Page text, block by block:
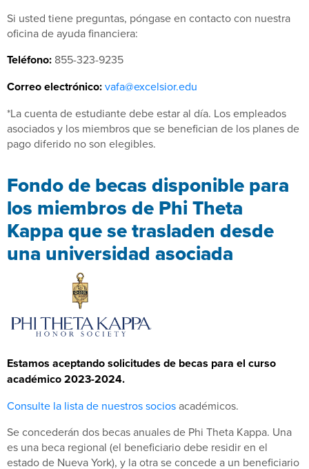
Si usted tiene preguntas, póngase en contacto con nuestra
oficina de ayuda financiera:
Teléfono: 855-323-9235
Correo electrónico:vafa@excelsior.edu
*La cuenta de estudiante debe estar al día. Los empleados
asociados y los miembros que se benefician de los planes de
pago diferido no son elegibles.
Fondo de becas disponible para
los miembros de Phi Theta
Kappa que se trasladen desde
una universidad asociada
Estamos aceptando solicitudes de becas para el curso
académico 2023-2024.
Consulte la lista de nuestros sociosacadémicos.
Se concederán dos becas anuales de Phi Theta Kappa. Una
es una beca regional (el beneficiario debe residir en el
estado de Nueva York), y la otra se concede a un beneficiario